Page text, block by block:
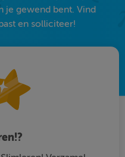
je gewend bent. Vind
en solliciteer!